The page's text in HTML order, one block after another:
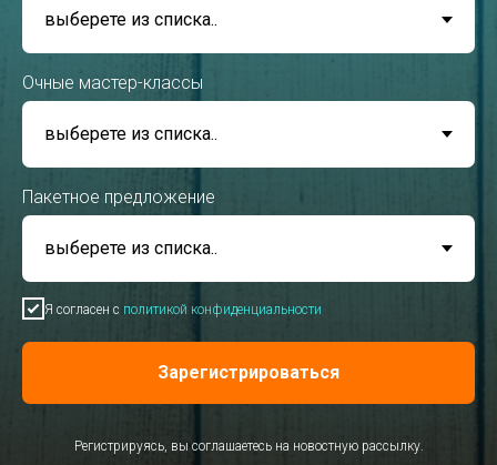
Очные мастер-классы
Пакетное предложение
Я согласен с политикой конфиденциальности
Зарегистрироваться
Регистрируясь, вы соглашаетесь на новостную рассылку.